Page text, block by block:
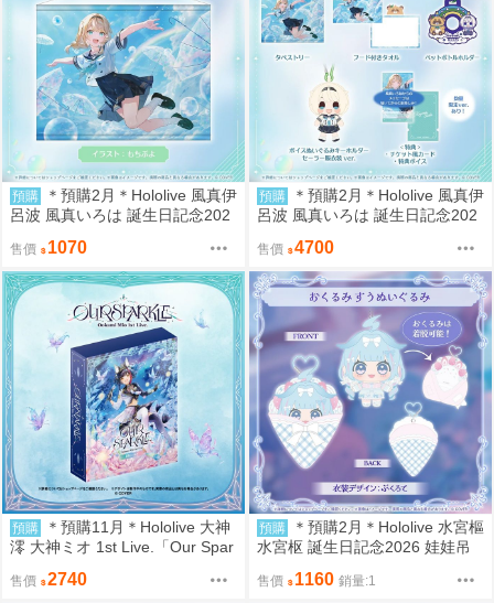
預購
＊預購2月＊Hololive 風真伊
呂波 風真いろは 誕生日記念202
售價 1070
預購
＊預購2月＊Hololive 風真伊
呂波 風真いろは 誕生日記念202
售價 4700
預購
＊預購11月＊Hololive 大神
澪 大神ミオ 1st Live.「Our Spar
單)
售價 2740
預購
＊預購2月＊Hololive 水宮樞
水宮枢 誕生日記念2026 娃娃吊
售價 1160 銷量:1